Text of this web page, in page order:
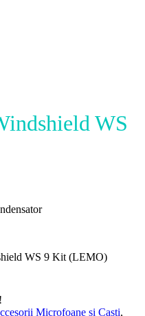
WS
WS 9 Kit (LEMO)
Microfoane si Casti,